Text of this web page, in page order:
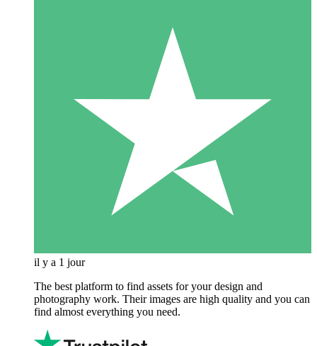
il y a 1 jour
The best platform to find assets for your design and
photography work. Their images are high quality and you can
find almost everything you need.